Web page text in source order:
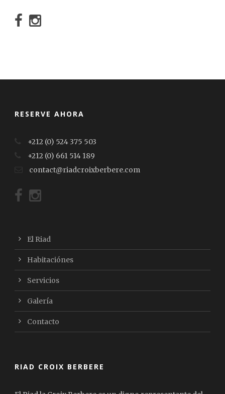
RESERVE AHORA
+212 (0) 524 375 503
+212 (0) 661 514 189
contact@riadcroixberbere.com
El Riad
Habitaciónes
Servicios
Galería
Contacto
RIAD CROIX BERBERE